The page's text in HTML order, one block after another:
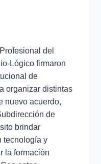
del
Lógico firmaron
de
organizar distintas
nuevo acuerdo,
de
brindar
tecnología y
la formación